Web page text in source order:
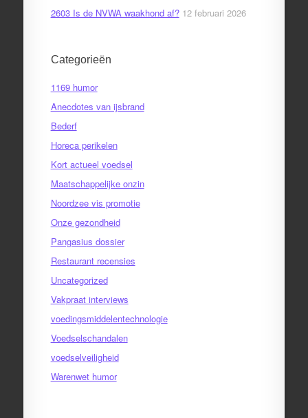
2603 Is de NVWA waakhond af? 12 februari 2026
Categorieën
1169 humor
Anecdotes van ijsbrand
Bederf
Horeca perikelen
Kort actueel voedsel
Maatschappelijke onzin
Noordzee vis promotie
Onze gezondheid
Pangasius dossier
Restaurant recensies
Uncategorized
Vakpraat interviews
voedingsmiddelentechnologie
Voedselschandalen
voedselveiligheid
Warenwet humor